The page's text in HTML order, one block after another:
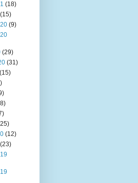
(18)
(15)
(9)
(29)
(31)
(15)
(12)
(23)